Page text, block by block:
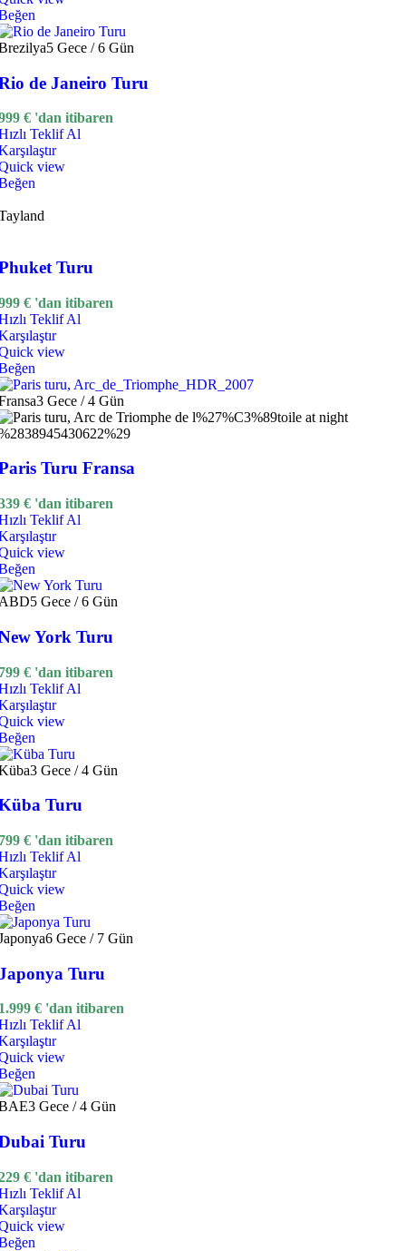
5 Gece / 6 Gün
de Janeiro Turu
€ 'dan itibaren
Teklif Al
view
Turu
€ 'dan itibaren
Teklif Al
view
3 Gece / 4 Gün
Turu Fransa
€ 'dan itibaren
Teklif Al
view
5 Gece / 6 Gün
York Turu
€ 'dan itibaren
Teklif Al
view
3 Gece / 4 Gün
Turu
€ 'dan itibaren
Teklif Al
view
6 Gece / 7 Gün
Turu
€ 'dan itibaren
Teklif Al
view
3 Gece / 4 Gün
Turu
€ 'dan itibaren
Teklif Al
view